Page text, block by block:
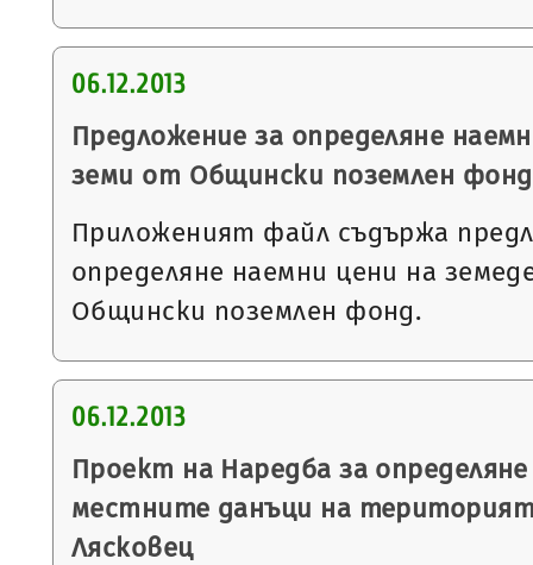
06.12.2013
Предложение за определяне
земи от Общински поземлен фонд
Приложеният файл съдържа
определяне наемни цени на
Общински поземлен фонд.
06.12.2013
Проект на Наредба за
местните данъци на
Лясковец